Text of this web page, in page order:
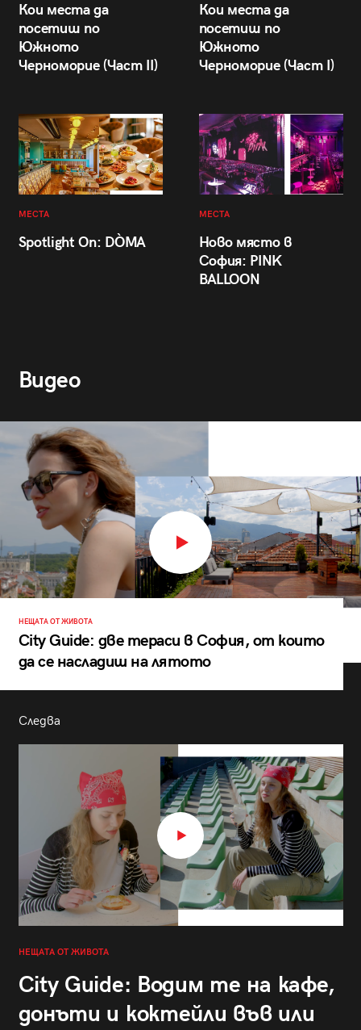
Кои места да
посетиш по
Южното
Черноморие (Част II)
Кои места да
посетиш по
Южното
Черноморие (Част I)
МЕСТА
Spotlight On: DÒMA
МЕСТА
Ново място в
София: PINK
BALLOON
Видео
НЕЩАТА ОТ ЖИВОТА
City Guide: две тераси в София, от които
да се насладиш на лятото
Следва
НЕЩАТА ОТ ЖИВОТА
City Guide: Водим те на кафе,
донъти и коктейли във или